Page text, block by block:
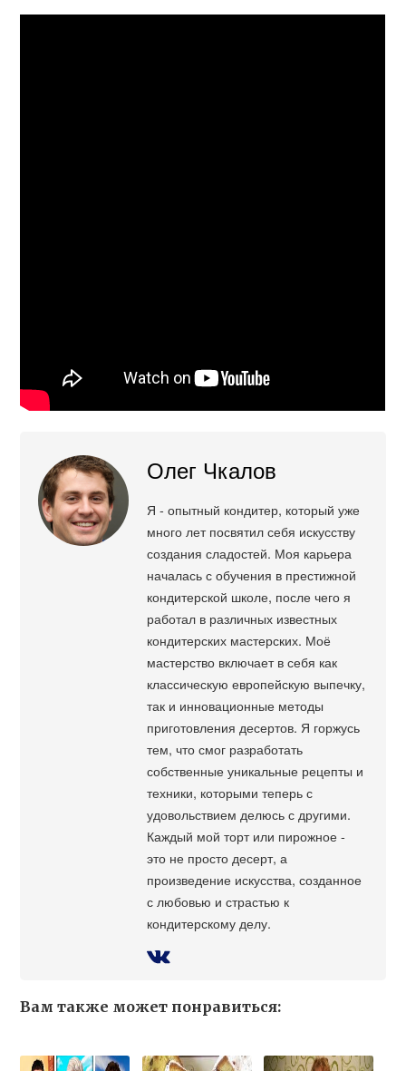
Олег Чкалов
Я - опытный кондитер, который уже
много лет посвятил себя искусству
создания сладостей. Моя карьера
началась с обучения в престижной
кондитерской школе, после чего я
работал в различных известных
кондитерских мастерских. Моё
мастерство включает в себя как
классическую европейскую выпечку,
так и инновационные методы
приготовления десертов. Я горжусь
тем, что смог разработать
собственные уникальные рецепты и
техники, которыми теперь с
удовольствием делюсь с другими.
Каждый мой торт или пирожное -
это не просто десерт, а
произведение искусства, созданное
с любовью и страстью к
кондитерскому делу.
Вам также может понравиться: